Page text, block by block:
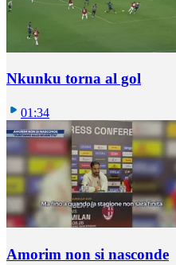
Nkunku torna al gol
01:34
Amorim non si nasconde